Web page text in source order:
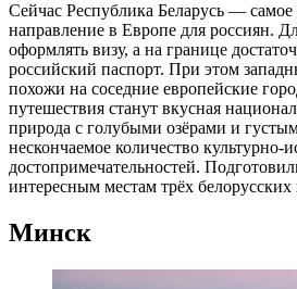
Сейчас Республика Беларусь — самое
направление в Европе для россиян.
оформлять визу, а на границе
российский паспорт. При этом
похожи на соседние европейские
путешествия станут вкусная
природа с голубыми озёрами и
нескончаемое количество культурно-
достопримечательностей.
интересным местам трёх белорусских
Минск